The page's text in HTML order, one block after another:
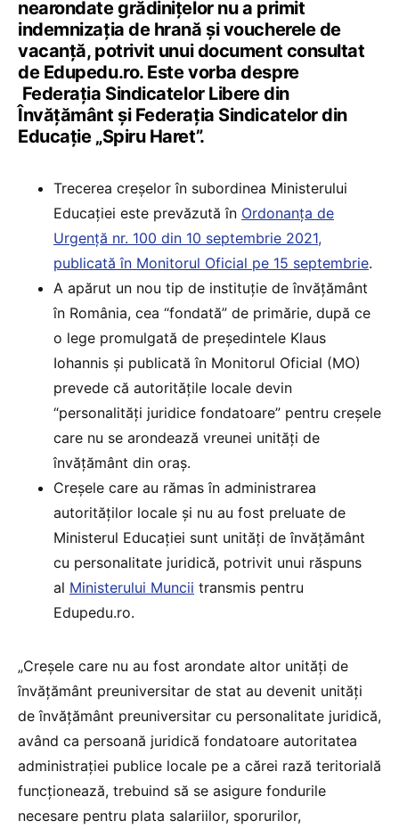
nearondate grădinițelor nu a primit
indemnizația de hrană și voucherele de
vacanță, potrivit unui document consultat
de Edupedu.ro. Este vorba despre
Federația Sindicatelor Libere din
Învățământ și Federația Sindicatelor din
Educație „Spiru Haret”.
Trecerea creșelor în subordinea Ministerului
Educației este prevăzută în Ordonanța de
Urgență nr. 100 din 10 septembrie 2021,
publicată în Monitorul Oficial pe 15 septembrie.
A apărut un nou tip de instituție de învățământ
în România, cea “fondată” de primărie, după ce
o lege promulgată de președintele Klaus
Iohannis și publicată în Monitorul Oficial (MO)
prevede că autoritățile locale devin
“personalități juridice fondatoare” pentru creșele
care nu se arondează vreunei unități de
învățământ din oraș.
Creșele care au rămas în administrarea
autorităților locale și nu au fost preluate de
Ministerul Educației sunt unități de învățământ
cu personalitate juridică, potrivit unui răspuns
al Ministerului Muncii transmis pentru
Edupedu.ro.
„Creșele care nu au fost arondate altor unități de
învăţământ preuniversitar de stat au devenit unități
de învăţământ preuniversitar cu personalitate juridică,
având ca persoană juridică fondatoare autoritatea
administrației publice locale pe a cărei rază teritorială
funcționează, trebuind să se asigure fondurile
necesare pentru plata salariilor, sporurilor,